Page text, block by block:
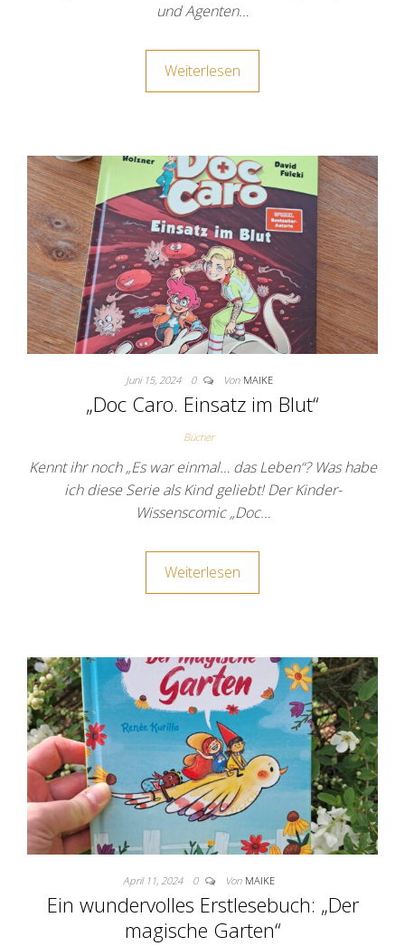
und Agenten…
Weiterlesen
Juni 15, 2024 0 Von MAIKE
„Doc Caro. Einsatz im Blut“
Bücher
Kennt ihr noch „Es war einmal… das Leben“? Was habe
ich diese Serie als Kind geliebt! Der Kinder-
Wissenscomic „Doc…
Weiterlesen
April 11, 2024 0 Von MAIKE
Ein wundervolles Erstlesebuch: „Der
magische Garten“